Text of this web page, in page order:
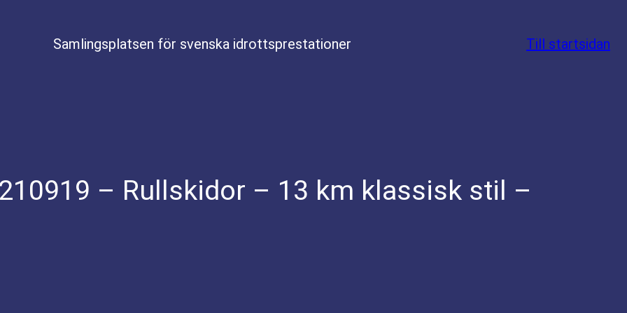
Samlingsplatsen för svenska idrottsprestationer Till startsidan
– Rullskidor – 13 km klassisk stil –